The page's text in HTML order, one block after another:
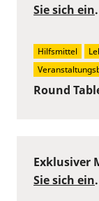
Round
Sie sich ein.
Hilfsmittel
Exklusiver
Sie sich ein.